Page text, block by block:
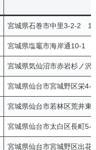
宮城県石巻市中里3-2-2
宮城県塩竈市海岸通10-1
宮城県気仙沼市赤岩杉ノ
宮城県仙台市宮城野区栄
宮城県仙台市若林区荒井
宮城県仙台市太白区長町
宮城県仙台市宮城野区出